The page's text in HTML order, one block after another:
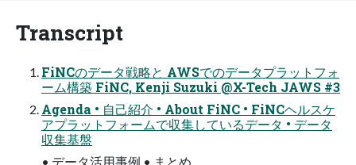
Transcript
FiNCのデータ戦略と AWSでのデータプラットフォ
ーム構築 FiNC, Kenji Suzuki @X-Tech JAWS #3
Agenda • 自己紹介 • About FiNC • FiNCヘルスケ
アプラットフォームで収集しているデータ • データ
収集基盤
• データ活用事例 • まとめ